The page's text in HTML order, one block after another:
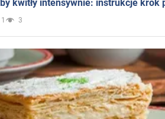
kwitły intensywnie: instrukcje krok
3